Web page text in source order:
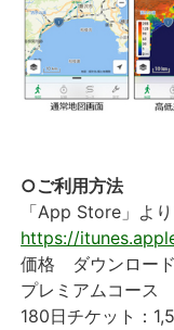
○ご利用方法
「App Store」よ
https://
価格 ダウンロー
プレミアムコー
180日チケット：